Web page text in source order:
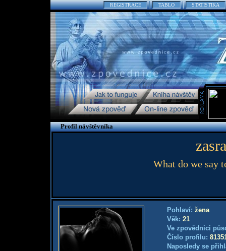
REGISTRACE TABLO STATISTIKA
Profil návštěvníka
What do we say
Pohlaví: žena
Věk: 21
Ve zpovědnici
Číslo profilu:
Naposledy se